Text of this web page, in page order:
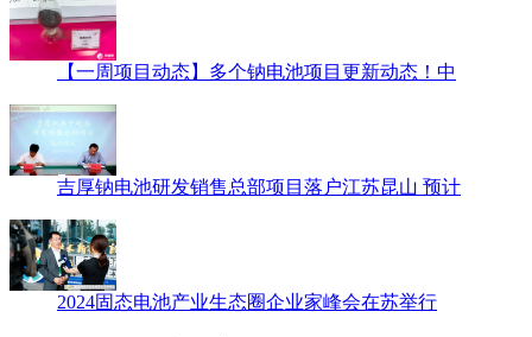
【一周项目动态】多个钠电池项目更新动态！中
吉厚钠电池研发销售总部项目落户江苏昆山 预计
2024固态电池产业生态圈企业家峰会在苏举行